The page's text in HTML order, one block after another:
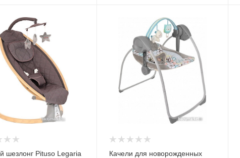
шезлонг Pituso Legaria
Качели для новорожденных